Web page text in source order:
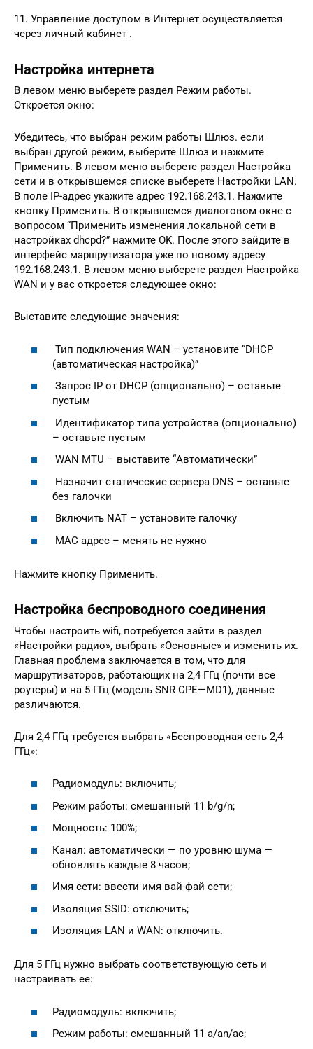
11. Управление доступом в Интернет осуществляется
через личный кабинет .
Настройка интернета
В левом меню выберете раздел Режим работы.
Откроется окно:
Убедитесь, что выбран режим работы Шлюз. если
выбран другой режим, выберите Шлюз и нажмите
Применить. В левом меню выберете раздел Настройка
сети и в открывшемся списке выберете Настройки LAN.
В поле IP-адрес укажите адрес 192.168.243.1. Нажмите
кнопку Применить. В открывшемся диалоговом окне с
вопросом “Применить изменения локальной сети в
настройках dhcpd?” нажмите OK. После этого зайдите в
интерфейс маршрутизатора уже по новому адресу
192.168.243.1. В левом меню выберете раздел Настройка
WAN и у вас откроется следующее окно:
Выставите следующие значения:
Тип подключения WAN – установите “DHCP
(автоматическая настройка)”
Запрос IP от DHCP (опционально) – оставьте
пустым
Идентификатор типа устройства (опционально)
– оставьте пустым
WAN MTU – выставите “Автоматически”
Назначит статические сервера DNS – оставьте
без галочки
Включить NAT – установите галочку
MAC адрес – менять не нужно
Нажмите кнопку Применить.
Настройка беспроводного соединения
Чтобы настроить wifi, потребуется зайти в раздел
«Настройки радио», выбрать «Основные» и изменить их.
Главная проблема заключается в том, что для
маршрутизаторов, работающих на 2,4 ГГц (почти все
роутеры) и на 5 ГГц (модель SNR CPE—MD1), данные
различаются.
Для 2,4 ГГц требуется выбрать «Беспроводная сеть 2,4
ГГц»:
Радиомодуль: включить;
Режим работы: смешанный 11 b/g/n;
Мощность: 100%;
Канал: автоматически — по уровню шума —
обновлять каждые 8 часов;
Имя сети: ввести имя вай-фай сети;
Изоляция SSID: отключить;
Изоляция LAN и WAN: отключить.
Для 5 ГГц нужно выбрать соответствующую сеть и
настраивать ее:
Радиомодуль: включить;
Режим работы: смешанный 11 a/an/ac;